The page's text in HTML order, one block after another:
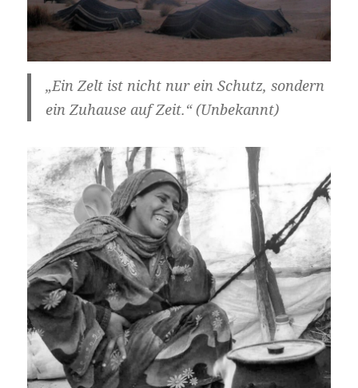
„Ein Zelt ist nicht nur ein Schutz, sondern
ein Zuhause auf Zeit.“ (Unbekannt)